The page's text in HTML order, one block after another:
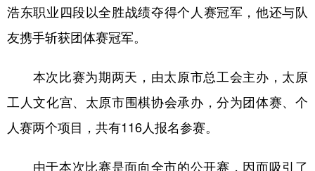
访谈 视频 图片 政务
法律 中央文件
学术中国 乡村振兴 银龄 溯源中国
城市 旅游 能源
浩东职业四段以全胜战绩夺得个人赛冠军，他还与队
友携手斩获团体赛冠军。
本次比赛为期两天，由太原市总工会主办，太原
工人文化宫、太原市围棋协会承办，分为团体赛、个
人赛两个项目，共有116人报名参赛。
由于本次比赛是面向全市的公开赛，因而吸引了